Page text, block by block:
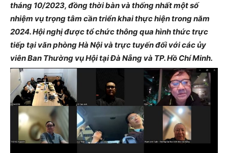
tháng 10/2023, đồng thời bàn và thống nhất một số
nhiệm vụ trọng tâm cần triển khai thực hiện trong năm
2024. Hội nghị được tổ chức thông qua hình thức trực
tiếp tại văn phòng Hà Nội và trực tuyến đối với các ủy
viên Ban Thường vụ Hội tại Đà Nẵng và TP. Hồ Chí Minh.